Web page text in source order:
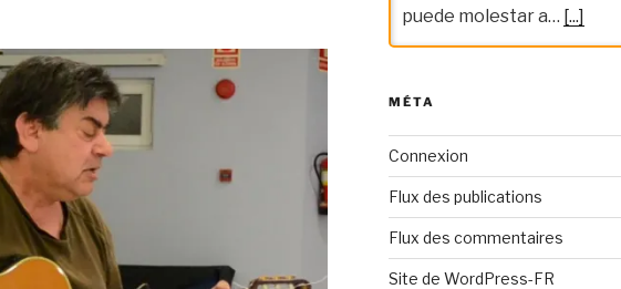
»
puede molestar a… [...]
MÉTA
Connexion
Flux des publications
Flux des commentaires
Site de WordPress-FR